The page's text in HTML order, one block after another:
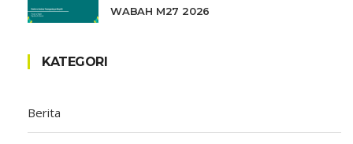
WABAH M27 2026
KATEGORI
Berita